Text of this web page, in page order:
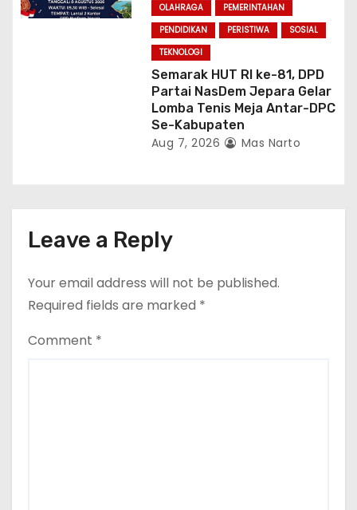
OLAHRAGA
PEMERINTAHAN
PENDIDIKAN
PERISTIWA
SOSIAL
TEKNOLOGI
Semarak HUT RI ke-81, DPD
Partai NasDem Jepara Gelar
Lomba Tenis Meja Antar-DPC
Se-Kabupaten
Aug 7, 2026 Mas Narto
Leave a Reply
Your email address will not be published.
Required fields are marked *
Comment *